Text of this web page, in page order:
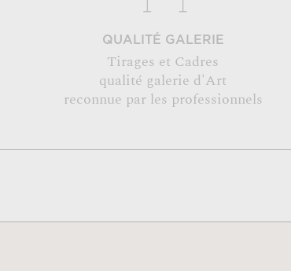
QUALITÉ GALERIE
Tirages et Cadres
qualité galerie d'Art
reconnue par les professionnels